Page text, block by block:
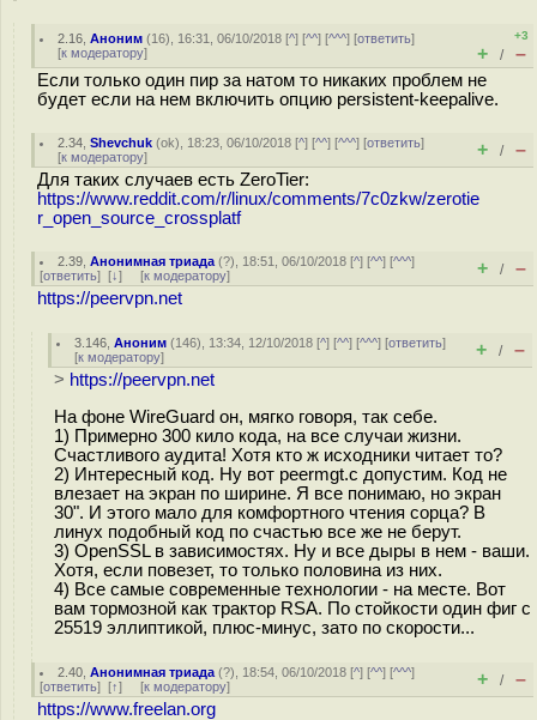
2.16 ,Аноним (16), 16:31, 06/10/2018 [^] [^^] [^^^] [ответить]
[к модератору]
+3
+ / –
Если только один пир за натом то никаких проблем не
будет если на нем включить опцию persistent-keepalive.
2.34 ,Shevchuk (ok), 18:23, 06/10/2018 [^] [^^] [^^^] [ответить]
[к модератору] + / –
Для таких случаев есть ZeroTier:
https://www.reddit.com/r/linux/comments/7c0zkw/zerotie
r_open_source_crossplatf
2.39 ,Анонимная триада (?), 18:51, 06/10/2018 [^] [^^] [^^^]
[ответить] [↓] [к модератору] + / –
https://peervpn.net
3.146 ,Аноним (146), 13:34, 12/10/2018 [^] [^^] [^^^] [ответить]
[к модератору] + / –
> https://peervpn.net
На фоне WireGuard он, мягко говоря, так себе.
1) Примерно 300 кило кода, на все случаи жизни.
Счастливого аудита! Хотя кто ж исходники читает то?
2) Интересный код. Ну вот peermgt.c допустим. Код не
влезает на экран по ширине. Я все понимаю, но экран
30". И этого мало для комфортного чтения сорца? В
линух подобный код по счастью все же не берут.
3) OpenSSL в зависимостях. Ну и все дыры в нем - ваши.
Хотя, если повезет, то только половина из них.
4) Все самые современные технологии - на месте. Вот
вам тормозной как трактор RSA. По стойкости один фиг с
25519 эллиптикой, плюс-минус, зато по скорости...
2.40 ,Анонимная триада (?), 18:54, 06/10/2018 [^] [^^] [^^^]
[ответить] [↑] [к модератору] + / –
https://www.freelan.org